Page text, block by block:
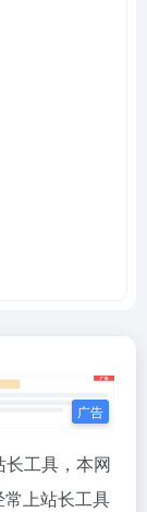
工具，本网
上站长工具